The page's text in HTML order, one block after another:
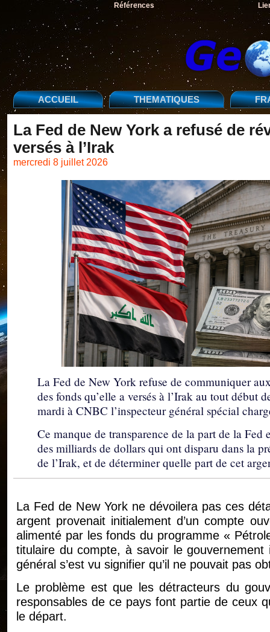
Références
ACCUEIL THEMATIQUES
La Fed de New York a refusé de
versés à l’Irak
mercredi 8 juillet 2026
La Fed de New York refuse de communiquer
des fonds qu’elle a versés à l’Irak au tout début
mardi à CNBC l’inspecteur général spécial
Ce manque de transparence de la part de la
des milliards de dollars qui ont disparu dans la
de l’Irak, et de déterminer quelle part de cet
La Fed de New York ne dévoilera pas ces
argent provenait initialement d’un compte
alimenté par les fonds du programme «
titulaire du compte, à savoir le gouvernement
général s’est vu signifier qu’il ne pouvait pas
Le problème est que les détracteurs du
responsables de ce pays font partie de ceux
le départ.